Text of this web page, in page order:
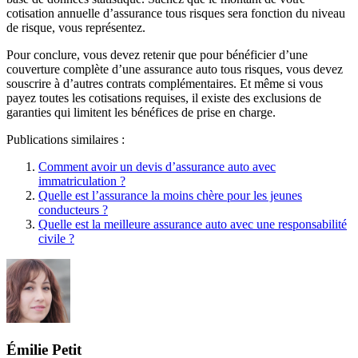
cotisation annuelle d’assurance tous risques sera fonction du niveau
de risque, vous représentez.
Pour conclure, vous devez retenir que pour bénéficier d’une
couverture complète d’une assurance auto tous risques, vous devez
souscrire à d’autres contrats complémentaires. Et même si vous
payez toutes les cotisations requises, il existe des exclusions de
garanties qui limitent les bénéfices de prise en charge.
Publications similaires :
Comment avoir un devis d’assurance auto avec
immatriculation ?
Quelle est l’assurance la moins chère pour les jeunes
conducteurs ?
Quelle est la meilleure assurance auto avec une responsabilité
civile ?
Émilie Petit